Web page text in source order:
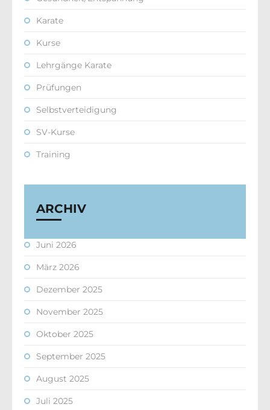
Karate
Kurse
Lehrgänge Karate
Prüfungen
Selbstverteidigung
SV-Kurse
Training
ARCHIV
Juni 2026
März 2026
Dezember 2025
November 2025
Oktober 2025
September 2025
August 2025
Juli 2025